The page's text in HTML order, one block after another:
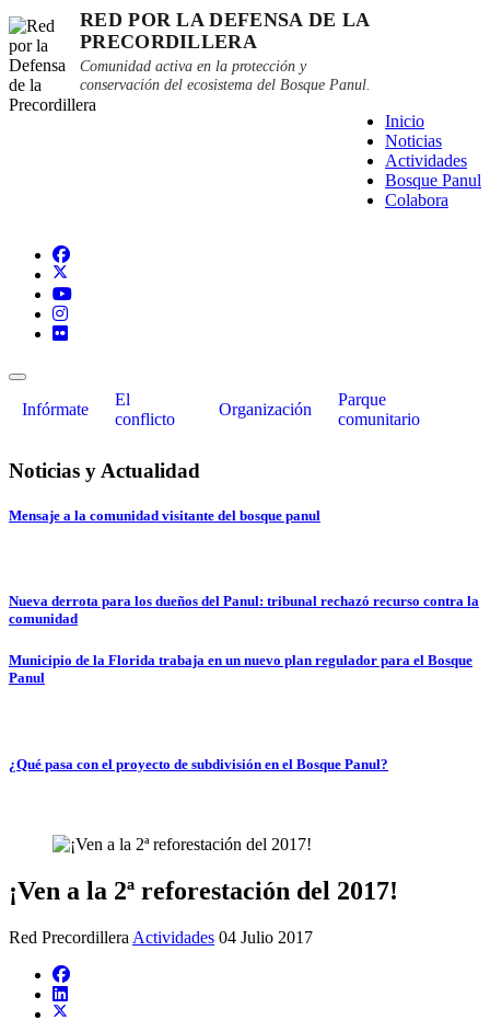
RED POR LA DEFENSA DE LA
PRECORDILLERA
Comunidad activa en la protección y
conservación del ecosistema del Bosque Panul.
Inicio
Noticias
Actividades
Bosque Panul
Colabora
Infórmate
El
conflicto
Organización
Parque
comunitario
Noticias y Actualidad
Mensaje a la comunidad visitante del bosque panul
Nueva derrota para los dueños del Panul: tribunal rechazó recurso contra la
comunidad
Municipio de la Florida trabaja en un nuevo plan regulador para el Bosque
Panul
¿Qué pasa con el proyecto de subdivisión en el Bosque Panul?
¡Ven a la 2ª reforestación del 2017!
Red Precordillera Actividades 04 Julio 2017